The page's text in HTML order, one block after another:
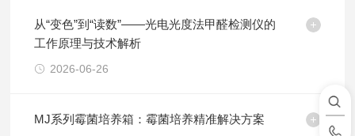
从“变色”到“读数”——光电光度法甲醛检测仪的
工作原理与技术解析
2026-06-26
MJ系列霉菌培养箱：霉菌培养精准解决方案